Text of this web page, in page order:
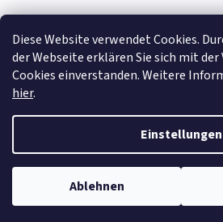
Diese Website verwendet Cookies.
der Webseite erklären Sie sich mit der
Cookies einverstanden. Weitere
hier.
Einstellungen
Ablehnen
Facebook
Copyright 2026Bohemia Porzellan 1987